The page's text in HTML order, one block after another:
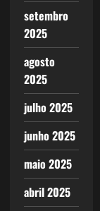
setembro
2025
agosto
2025
julho 2025
junho 2025
maio 2025
abril 2025